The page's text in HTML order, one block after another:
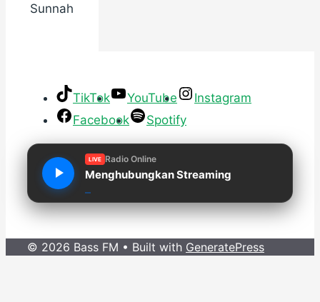
Sunnah
TikTok YouTube
Instagram
Facebook
Spotify
LIVE Radio Online
Menghubungkan Streaming
© 2026 Bass FM • Built with GeneratePress